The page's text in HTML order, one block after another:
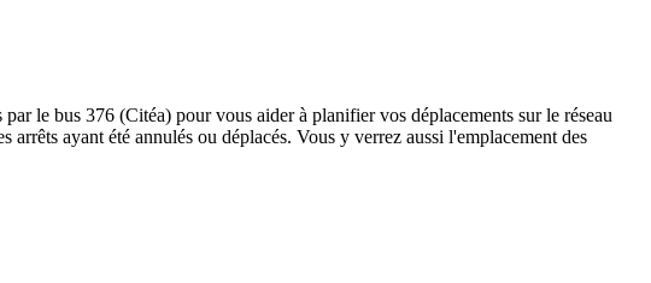
le bus 376 (Citéa) pour vous aider à planifier vos déplacements sur le réseau
ayant été annulés ou déplacés. Vous y verrez aussi l'emplacement des